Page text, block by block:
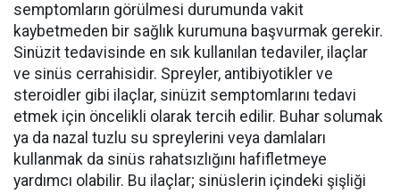
semptomların görülmesi durumunda vakit
kaybetmeden bir sağlık kurumuna başvurmak gerekir.
Sinüzit tedavisinde en sık kullanılan tedaviler, ilaçlar
ve sinüs cerrahisidir. Spreyler, antibiyotikler ve
steroidler gibi ilaçlar, sinüzit semptomlarını tedavi
etmek için öncelikli olarak tercih edilir. Buhar solumak
ya da nazal tuzlu su spreylerini veya damlaları
kullanmak da sinüs rahatsızlığını hafifletmeye
yardımcı olabilir. Bu ilaçlar; sinüslerin içindeki şişliği